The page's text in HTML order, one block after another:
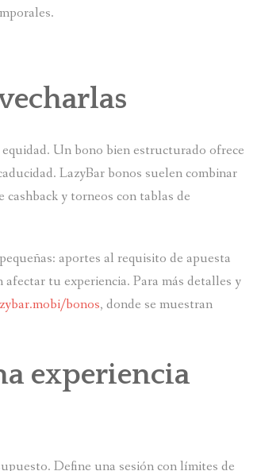
Un bono bien estructurado ofrece
LazyBar bonos suelen combinar
y torneos con tablas de
aportes al requisito de apuesta
tu experiencia. Para más detalles y
bonos, donde se muestran
experiencia
Define una sesión con límites de